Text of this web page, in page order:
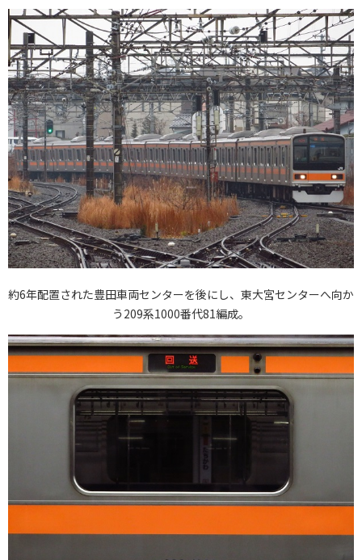
約6年配置された豊田車両センターを後にし、東大宮センターへ向か
う209系1000番代81編成。